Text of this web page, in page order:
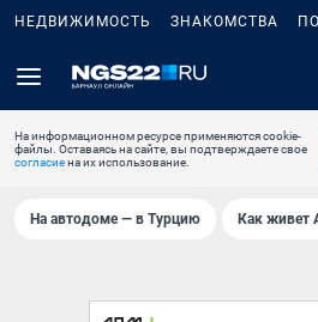
НЕДВИЖИМОСТЬ ЗНАКОМСТВА
На информационном ресурсе применяются cookie-
файлы. Оставаясь на сайте, вы подтверждаете свое
согласиена их использование.
На автодоме — в Турцию Как живет